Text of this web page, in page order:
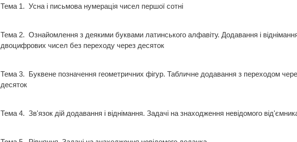
Тема 1. Усна і письмова нумерація чисел першої сотні
Тема 2. Ознайомлення з деякими буквами латинського алфавіту. Додавання і
двоцифрових чисел без переходу через десяток
Тема 3. Буквене позначення геометричних фігур. Табличне додавання з переходом
десяток
Тема 4. Зв'язок дій додавання і віднімання. Задачі на знаходження невідомого